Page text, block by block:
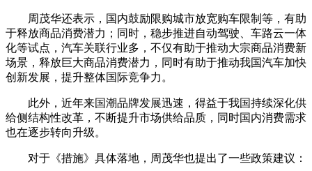
周茂华还表示，国内鼓励限购城市放宽购车限制等，有助
于释放商品消费潜力；同时，稳步推进自动驾驶、车路云一体
化等试点，汽车关联行业多，不仅有助于推动大宗商品消费新
场景，释放巨大商品消费潜力，同时有助于推动我国汽车加快
创新发展，提升整体国际竞争力。
此外，近年来国潮品牌发展迅速，得益于我国持续深化供
给侧结构性改革，不断提升市场供给品质，同时国内消费需求
也在逐步转向升级。
对于《措施》具体落地，周茂华也提出了一些政策建议：